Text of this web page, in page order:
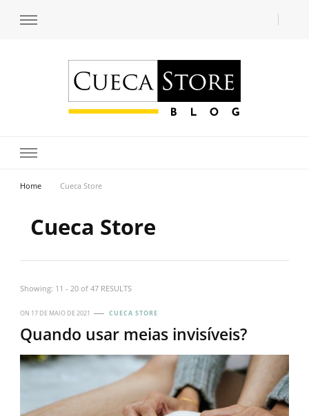
Home Cueca Store
Cueca Store
Showing: 11 - 20 of 47 RESULTS
ON 17 DE MAIO DE 2021 CUECA STORE
Quando usar meias invisíveis?